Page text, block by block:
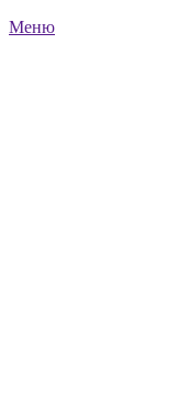
Меню